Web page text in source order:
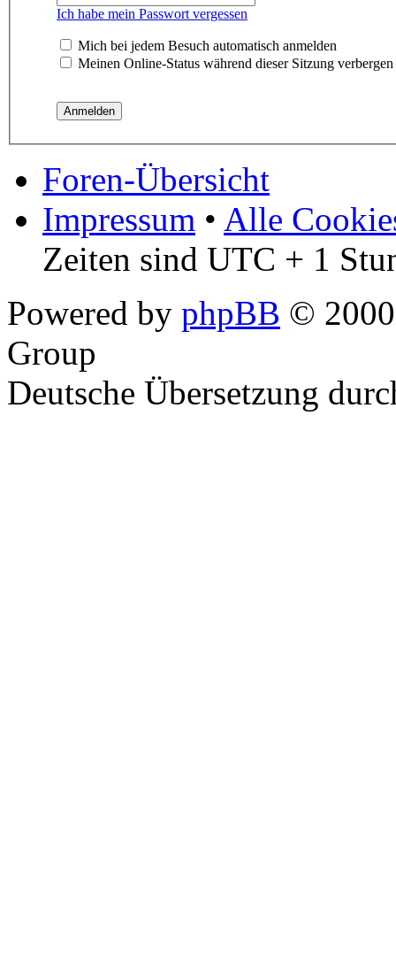
Ich habe mein Passwort vergessen
Mich bei jedem Besuch automatisch anmelden
Meinen Online-Status während dieser Sitzung verbergen
Foren-Übersicht
Impressum • Alle
Zeiten sind UTC + 1
Powered by phpBB ©
Group
Deutsche Übersetzung